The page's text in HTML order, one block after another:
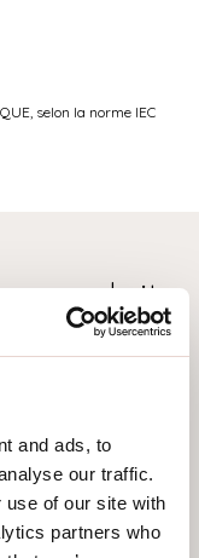
and ads, to
our traffic.
use of our site with
partners who
selon la norme IEC
produit